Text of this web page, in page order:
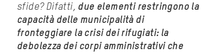
sfide? Difatti, due elementi restringono la
capacità delle municipalità di
fronteggiare la crisi dei rifugiati: la
debolezza dei corpi amministrativi che